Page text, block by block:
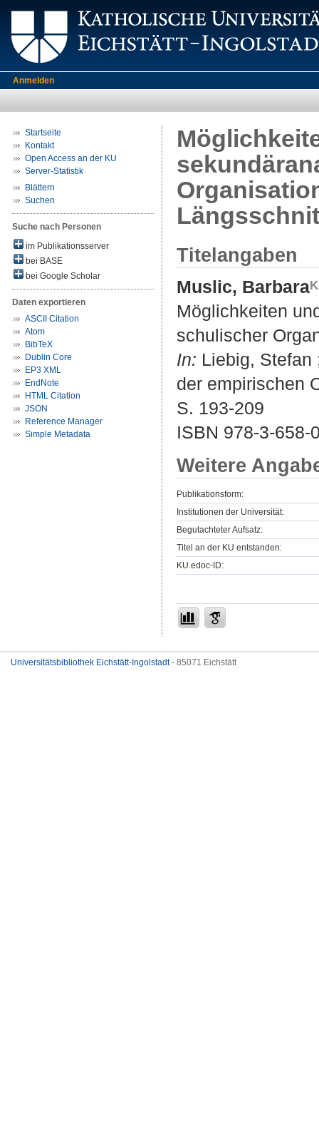
Anmelden
Startseite
Kontakt
Open Access an der KU
Server-Statistik
Blättern
Suchen
Suche nach Personen
im Publikationsserver
bei BASE
bei Google Scholar
Daten exportieren
ASCII Citation
Atom
BibTeX
Dublin Core
EP3 XML
EndNote
HTML Citation
JSON
Reference Manager
Simple Metadata
Titelangaben
Muslic, Barbara
Möglichkeiten
schulischer
In: Liebig, Stefan
der empirischen
S. 193-209
ISBN 978-3-658-
Weitere
Publikationsform:
Institutionen der Universität:
Begutachteter Aufsatz:
Titel an der KU entstanden:
KU.edoc-ID:
Universitätsbibliothek Eichstätt-Ingolstadt- 85071 Eichstätt